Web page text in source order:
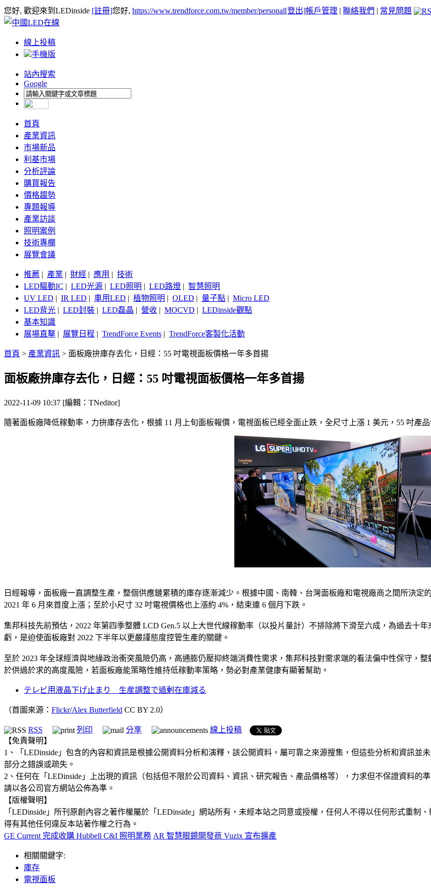
您好, 歡迎來到LEDinside [註冊]您好, https://www.trendforce.com.tw/member/personal[登出]帳戶管理 | 聯絡我們 | 常見問題
線上投稿
手機版
站內搜索
Google
首頁
產業資訊
市場新品
利基市場
分析評論
購買報告
價格趨勢
專題報導
產業訪談
照明案例
技術專欄
展覽會議
推薦 | 產業 | 財經 | 應用 | 技術
LED驅動IC | LED光源 | LED照明 | LED路燈 | 智慧照明
UV LED | IR LED | 車用LED | 植物照明 | OLED | 量子點 | Micro LED
LED背光 | LED封裝 | LED磊晶 | 營收 | MOCVD | LEDinside觀點
基本知識
展場直擊 | 展覽日程 | TrendForce Events | TrendForce客製化活動
首頁 > 產業資訊 > 面板廠拚庫存去化，日經：55 吋電視面板價格一年多首揚
面板廠拚庫存去化，日經：55 吋電視面板價格一年多首揚
2022-11-09 10:37 [編輯：TNeditor]
隨著面板廠降低稼動率，力拚庫存去化，根據 11 月上旬面板報價，電視面板已經全面止跌，全尺寸上漲 1 美元，55 吋產
日經報導，面板廠一直調整生產，整個供應鏈累積的庫存逐漸減少。根據中國、南韓、台灣面板廠和電視廠商之間所決定
2021 年 6 月來首度上漲；至於小尺寸 32 吋電視價格也上漲約 4%，結束連 6 個月下跌。
集邦科技先前預估，2022 年第四季整體 LCD Gen.5 以上大世代線稼動率（以投片量計）不排除將下滑至六成，為過去十
虧，是迫使面板廠對 2022 下半年以更嚴謹態度控管生產的關鍵。
至於 2023 年全球經濟與地緣政治衝突風險仍高，高通膨仍壓抑終端消費性需求，集邦科技對需求端的看法偏中性保守，
於供過於求的高度風險，若面板廠能策略性維持低稼動率策略，勢必對產業健康有顯著幫助。
テレビ用液晶下げ止まり 生産調整で過剰在庫減る
（首圖來源： Flickr/Alex Butterfield CC BY 2.0）
RSS 列印 分享
線上投稿
【免責聲明】
1、「LEDinside」包含的內容和資訊是根據公開資料分析和演釋，該公開資料，屬可靠之來源搜集，但這些分析和資訊並
部分之錯誤或疏失。
2、任何在「LEDinside」上出現的資訊（包括但不限於公司資料、資訊、研究報告、產品價格等），力求但不保證資料的
請以各公司官方網站公佈為準。
【版權聲明】
「LEDinside」所刊原創內容之著作權屬於「LEDinside」網站所有，未經本站之同意或授權，任何人不得以任何形式重
得有其他任何違反本站著作權之行為。
GE Current 完成收購 Hubbell C&I 照明業務 AR 智慧眼鏡開發商 Vuzix 宣布擴產
相關關鍵字:
庫存
電視面板